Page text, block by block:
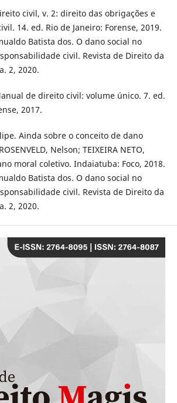
civil, v. 2: direito das obrigações e
14. ed. Rio de Janeiro: Forense, 2019.
Batista dos. O dano social no
civil. Revista de Direito da
2, 2020.
de direito civil: volume único. 7. ed.
2017.
Ainda sobre o conceito de dano
Nelson; TEIXEIRA NETO,
moral coletivo. Indaiatuba: Foco, 2018.
Batista dos. O dano social no
civil. Revista de Direito da
2, 2020.